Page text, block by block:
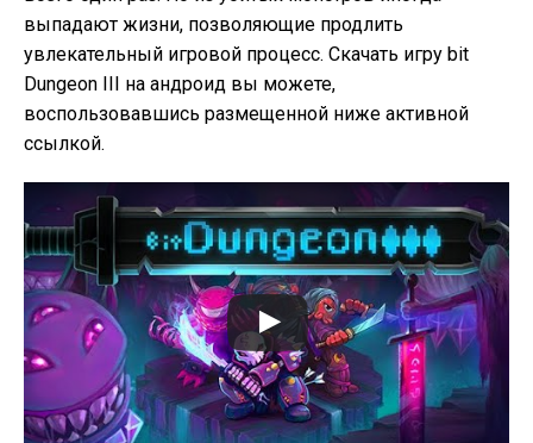
выпадают жизни, позволяющие продлить
увлекательный игровой процесс. Скачать игру bit
Dungeon III на андроид вы можете,
воспользовавшись размещенной ниже активной
ссылкой.